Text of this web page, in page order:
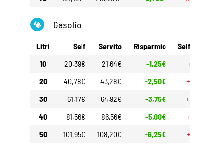
Gasolio
Litri Self Servito Risparmio Self 30gg
10
20,39€ 21,64€ -1,25€
+1,50€
20
40,78€ 43,28€ -2,50€
+3,00€
30
61,17€ 64,92€ -3,75€
+4,50€
40
81,56€ 86,56€ -5,00€
+6,00€
50
101,95€ 108,20€ -6,25€
+7,50€